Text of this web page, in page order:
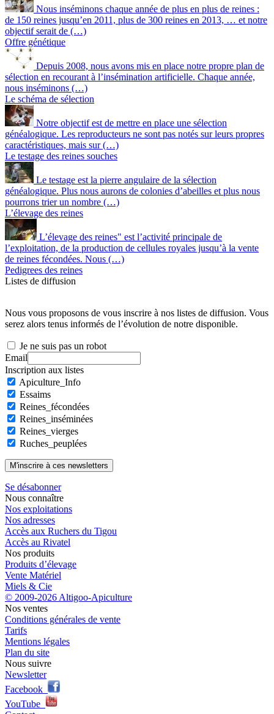
Nous inséminons chaque année de plus en plus de reines :
de 150 reines jusqu’en 2011, plus de 300 reines en 2013, … et notre
objectif serait de (…)
Offre génétique
Depuis 2008, nous avons mis en place notre propre plan de
sélection en recourant à l’insémination artificielle. Chaque année,
nous inséminons (…)
Le schéma de sélection
Notre objectif est de mettre en place une sélection
généalogique. Les reproducteurs ne sont pas notés sur leurs propres
caractéristiques, mais sur (…)
Le testage des reines souches
Le testage est la pierre angulaire de la sélection
généalogique. Plus nous aurons de colonies d’abeilles et plus nous
pourrons trier un nombre (…)
L’élevage des reines
L’élevage des reines" est l’activité principale de
l’exploitation, de la production de cellules royales jusqu’à la vente
de reines fécondées. Nous (…)
Pedigrees des reines
Listes de diffusion
Nous vous proposons de vous inscrire à nos listes de diffusion. Vous
serez alors tenus informés de l’évolution de notre disponible.
Je ne suis pas un robot
Email
Inscription aux listes
Apiculture_Info
Essaims
Reines_fécondées
Reines_inséminées
Reines_vierges
Ruches_peuplées
Se désabonner
Nous connaître
Nos exploitations
Nos adresses
Accès aux Ruchers du Tigou
Accès au Rivatel
Nos produits
Produits d’élevage
Vente Matériel
Miels & Cie
© 2009-2026 Altigoo-Apiculture
Nos ventes
Conditions générales de vente
Tarifs
Mentions légales
Plan du site
Nous suivre
Newsletter
Facebook
YouTube